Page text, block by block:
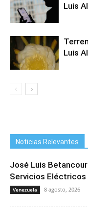
Luis
Luis
Noticias Relevantes
José Luis
Servicios Eléctricos
Venezuela 8 agosto, 2026